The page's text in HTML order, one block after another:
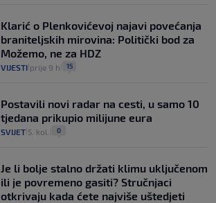
Klarić o Plenkovićevoj najavi povećanja
braniteljskih mirovina: Politički bod za
Možemo, ne za HDZ
VIJESTI prije 9 h 15
Postavili novi radar na cesti, u samo 10
tjedana prikupio milijune eura
SVIJET 5. kol. 0
Je li bolje stalno držati klimu uključenom
ili je povremeno gasiti? Stručnjaci
otkrivaju kada ćete najviše uštedjeti